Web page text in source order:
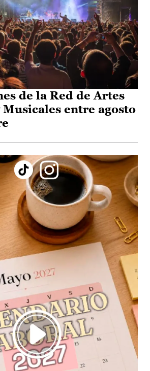
de la Red de Artes
Musicales entre agosto